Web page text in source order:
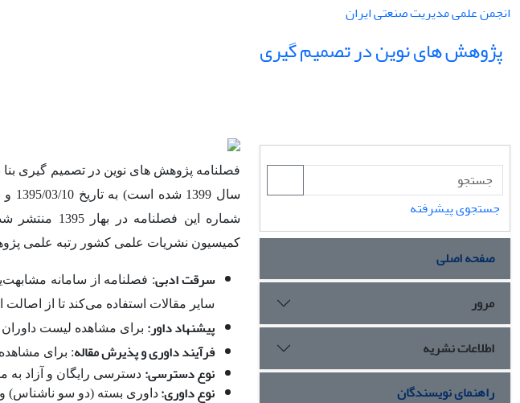
انجمن علمی مدیریت صنعتی ایران
پژوهش های نوین در تصمیم گیری
جستجوی پیشرفته
صفحه اصلی
مرور
اطلاعات نشریه
راهنمای نویسندگان
فصلنامه پژوهش های نوین در تصمیم گیری
کمیسیون نشریات علمی کشور رتبه علمی
سرقت ادبی: فصلنامه از سامانه
سایر مقالات استفاده می‌کند تا از
پیشنهاد داور: برای مشاهده لیست
فرآیند داوری و پذیرش مقاله: برای
نوع دسترسی: دسترسی رایگان و آزاد به
نوع داوری: داوری بسته (دو سو ناشناس) و 2 داور